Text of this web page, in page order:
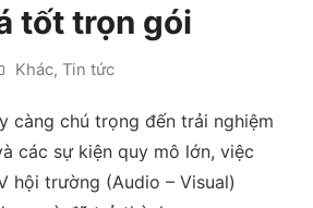
tốt trọn gói
Khác,Tin tức
càng chú trọng đến trải nghiệm
các sự kiện quy mô lớn, việc
hội trường (Audio – Visual)